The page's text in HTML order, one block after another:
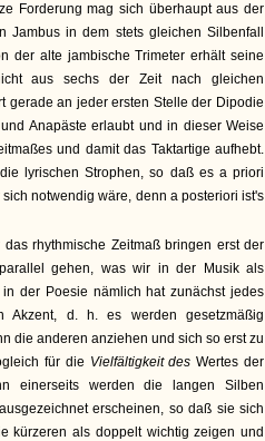
Forderung mag sich überhaupt aus der
Jambus in dem stets gleichen Silbenfall
der alte jambische Trimeter erhält seine
aus sechs der Zeit nach gleichen
gerade an jeder ersten Stelle der Dipodie
Anapäste erlaubt und in dieser Weise
und damit das Taktartige aufhebt.
lyrischen Strophen, so daß es a priori
notwendig wäre, denn a posteriori ist's
rhythmische Zeitmaß bringen erst der
gehen, was wir in der Musik als
der Poesie nämlich hat zunächst jedes
Akzent, d. h. es werden gesetzmäßig
die anderen anziehen und sich so erst zu
für die Vielfältigkeit desWertes der
einerseits werden die langen Silben
erscheinen, so daß sie sich
kürzeren als doppelt wichtig zeigen und